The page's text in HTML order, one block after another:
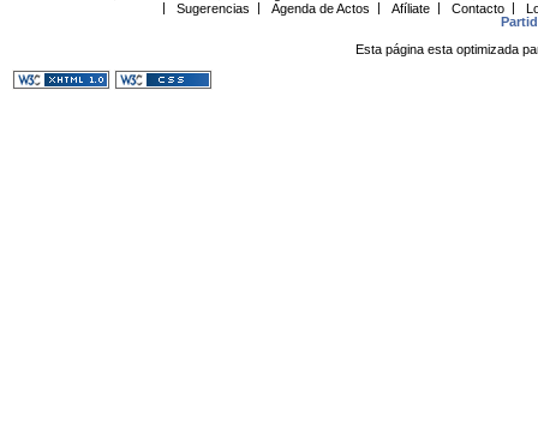
Sugerencias Agenda de Actos Afíliate Contacto
Esta página esta optimizada